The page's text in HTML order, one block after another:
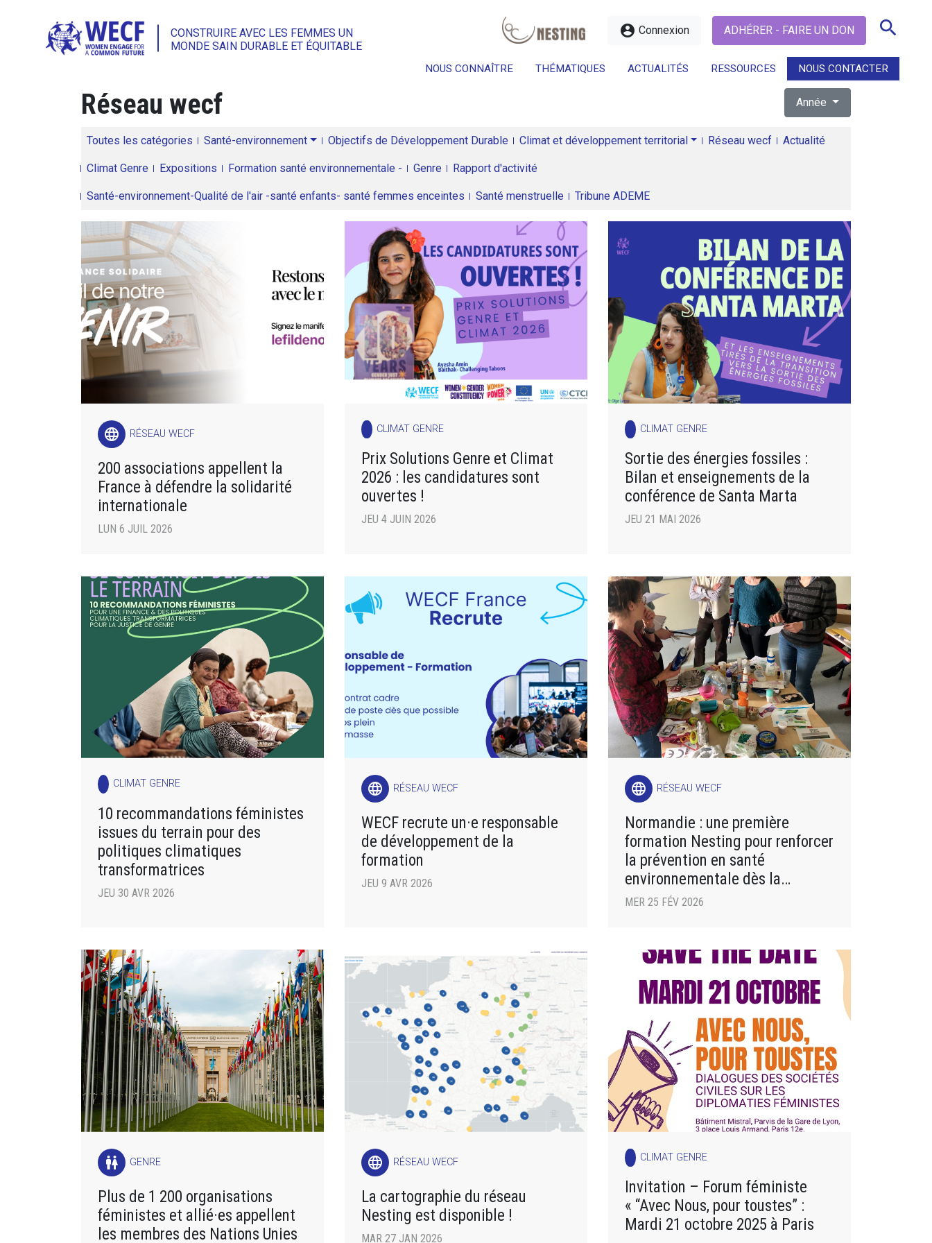
CONSTRUIRE AVEC LES FEMMES UN
MONDE SAIN DURABLE ET ÉQUITABLE
account_circle Connexion ADHÉRER - FAIRE UN DON search
NOUS CONNAÎTRE THÉMATIQUES ACTUALITÉS RESSOURCES NOUS CONTACTER
search
Réseau wecf Année
Toutes les catégories Santé-environnement Objectifs de Développement Durable Climat et développement territorial Réseau wecf Actualité
Climat Genre Expositions Formation santé environnementale - Genre Rapport d'activité
Santé-environnement-Qualité de l'air -santé enfants- santé femmes enceintes Santé menstruelle Tribune ADEME
language RÉSEAU WECF
200 associations appellent la
France à défendre la solidarité
internationale
LUN 6 JUIL 2026
CLIMAT GENRE
Prix Solutions Genre et Climat
2026 : les candidatures sont
ouvertes !
JEU 4 JUIN 2026
CLIMAT GENRE
Sortie des énergies fossiles :
Bilan et enseignements de la
conférence de Santa Marta
JEU 21 MAI 2026
CLIMAT GENRE
10 recommandations féministes
issues du terrain pour des
politiques climatiques
transformatrices
JEU 30 AVR 2026
language RÉSEAU WECF
WECF recrute un·e responsable
de développement de la
formation
JEU 9 AVR 2026
language RÉSEAU WECF
Normandie : une première
formation Nesting pour renforcer
la prévention en santé
environnementale dès la
grossesse
MER 25 FÉV 2026
wc GENRE
Plus de 1 200 organisations
féministes et allié·es appellent
les membres des Nations Unies
language RÉSEAU WECF
La cartographie du réseau
Nesting est disponible !
MAR 27 JAN 2026
CLIMAT GENRE
Invitation – Forum féministe
« “Avec Nous, pour toustes” :
Mardi 21 octobre 2025 à Paris